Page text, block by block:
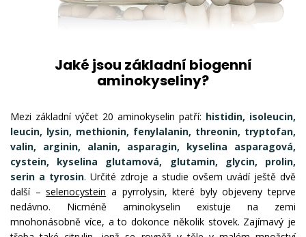
Jaké jsou základní biogenní
aminokyseliny?
Mezi základní výčet 20 aminokyselin patří: histidin, isoleucin,
leucin, lysin, methionin, fenylalanin, threonin, tryptofan,
valin, arginin, alanin, asparagin, kyselina asparagová,
cystein, kyselina glutamová, glutamin, glycin, prolin,
serin a tyrosin. Určité zdroje a studie ovšem uvádí ještě dvě
další –selenocystein a pyrrolysin, které byly objeveny teprve
nedávno. Nicméně aminokyselin existuje na zemi
mnohonásobně více, a to dokonce několik stovek. Zajímavý je